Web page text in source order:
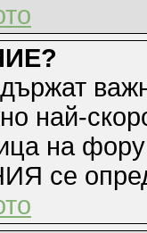
най-
на
се